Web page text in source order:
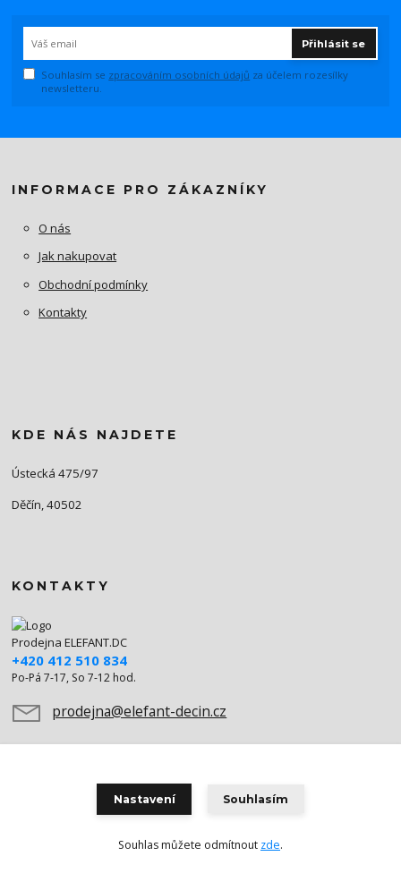
Přihlásit se
Souhlasím se zpracováním osobních údajů za účelem rozesílky
newsletteru.
INFORMACE PRO ZÁKAZNÍKY
O nás
Jak nakupovat
Obchodní podmínky
Kontakty
KDE NÁS NAJDETE
Ústecká 475/97
Děčín, 40502
KONTAKTY
Prodejna ELEFANT.DC
+420 412 510 834
Po-Pá 7-17, So 7-12 hod.
prodejna@elefant-decin.cz
Vytvořeno na Eshop-rychle.cz
Nastavení Souhlasím
Souhlas můžete odmítnout zde.